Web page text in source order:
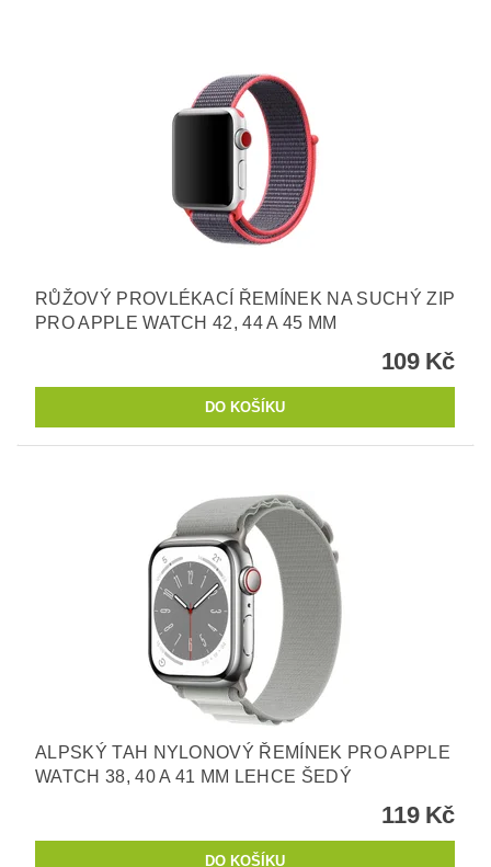
RŮŽOVÝ PROVLÉKACÍ ŘEMÍNEK NA SUCHÝ ZIP
PRO APPLE WATCH 42, 44 A 45 MM
109 Kč
ALPSKÝ TAH NYLONOVÝ ŘEMÍNEK PRO APPLE
WATCH 38, 40 A 41 MM LEHCE ŠEDÝ
119 Kč